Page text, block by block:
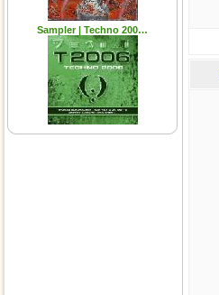
Sampler | Techno 200…